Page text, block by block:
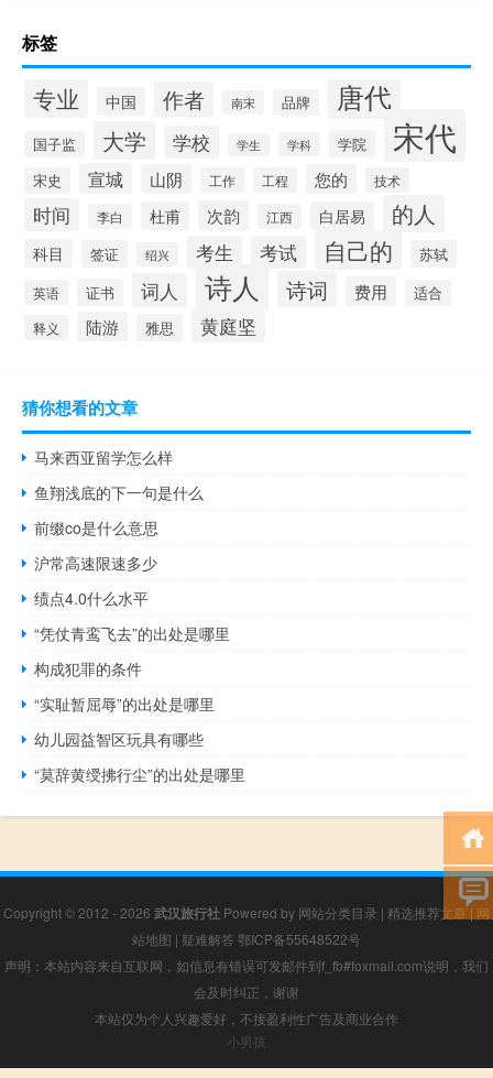
标签
专业 中国 作者 南宋 品牌 唐代
国子监 大学 学校 学生 学科 学院 宋代
宋史 宣城 山阴 工作 工程 您的 技术
时间 李白 杜甫 次韵 江西 白居易 的人
科目 签证 绍兴 考生 考试 自己的 苏轼
英语 证书 词人 诗人 诗词 费用 适合
释义 陆游 雅思 黄庭坚
猜你想看的文章
马来西亚留学怎么样
鱼翔浅底的下一句是什么
前缀co是什么意思
沪常高速限速多少
绩点4.0什么水平
“凭仗青鸾飞去”的出处是哪里
构成犯罪的条件
“实耻暂屈辱”的出处是哪里
幼儿园益智区玩具有哪些
“莫辞黄绶拂行尘”的出处是哪里
Copyright © 2012 - 2026 武汉旅行社 Powered by 网站分类目录 | 精选推荐文章| 网
站地图 | 疑难解答 鄂ICP备55648522号
声明：本站内容来自互联网，如信息有错误可发邮件到f_fb#foxmail.com说明，我们
会及时纠正，谢谢
本站仅为个人兴趣爱好，不接盈利性广告及商业合作
小男孩